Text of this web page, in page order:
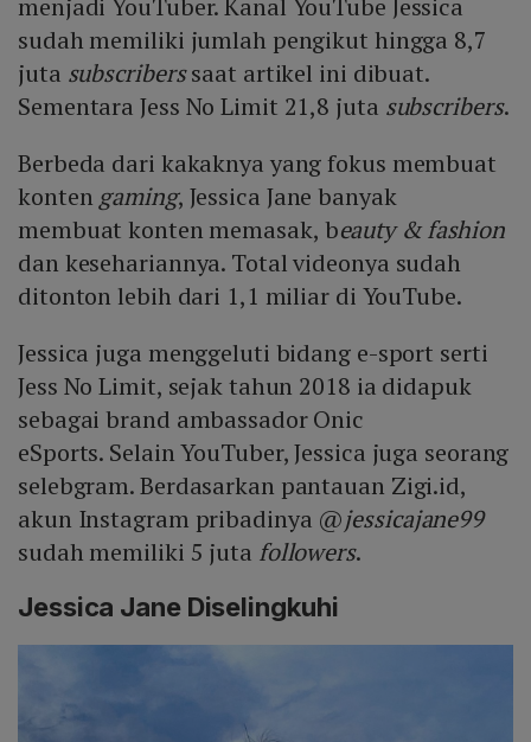
menjadi YouTuber. Kanal YouTube Jessica
sudah memiliki jumlah pengikut hingga 8,7
juta subscriberssaat artikel ini dibuat.
Sementara Jess No Limit 21,8 juta subscribers.
Berbeda dari kakaknya yang fokus membuat
konten gaming, Jessica Jane banyak
membuat konten memasak, beauty & fashion
dan kesehariannya. Total videonya sudah
ditonton lebih dari 1,1 miliar di YouTube.
Jessica juga menggeluti bidang e-sport serti
Jess No Limit, sejak tahun 2018 ia didapuk
sebagai brand ambassador Onic
eSports. Selain YouTuber, Jessica juga seorang
selebgram. Berdasarkan pantauan Zigi.id,
akun Instagram pribadinya @jessicajane99
sudah memiliki 5 juta followers.
Jessica Jane Diselingkuhi